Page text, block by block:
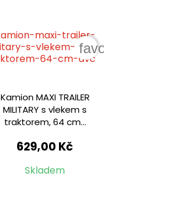
Kamion MAXI TRAILER
MILITARY s vlekem s
traktorem, 64 cm...
629,00 Kč
Skladem
favorite_border